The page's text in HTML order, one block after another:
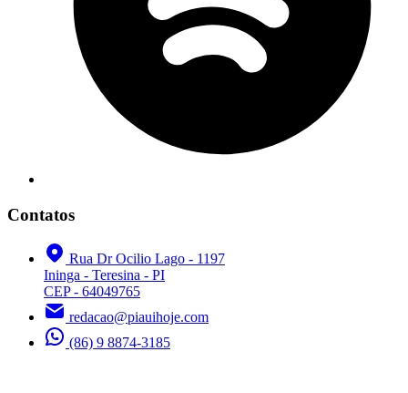
Contatos
Rua Dr Ocilio Lago - 1197
Ininga - Teresina - PI
CEP - 64049765
redacao@piauihoje.com
(86) 9 8874-3185